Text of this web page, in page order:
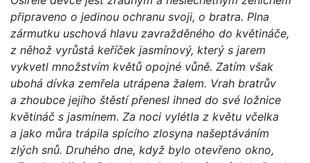
připraveno o jedinou ochranu svoji, o bratra. Plna
zármutku uschová hlavu zavražděného do květináče,
z něhož vyrůstá keříček jasmínový, který s jarem
vykvetl množstvím květů opojné vůně. Zatím však
ubohá dívka zemřela utrápena žalem. Vrah bratrův
a zhoubce jejího štěstí přenesl ihned do své ložnice
květináč s jasmínem. Za noci vylétla z květu včelka
a jako můra trápila spícího zlosyna našeptáváním
zlých snů. Druhého dne, když bylo otevřeno okno,